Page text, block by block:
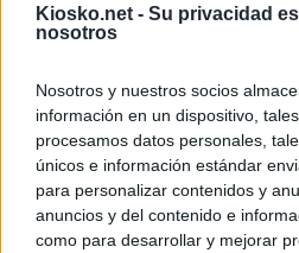
Kiosko.net - Su privacidad
nosotros
Nosotros y nuestros socios
información en un dispositivo,
procesamos datos personales,
únicos e información estándar
para personalizar contenidos y
anuncios y del contenido e
como para desarrollar y mejorar